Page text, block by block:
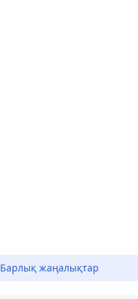
Барлық жаңалықтар